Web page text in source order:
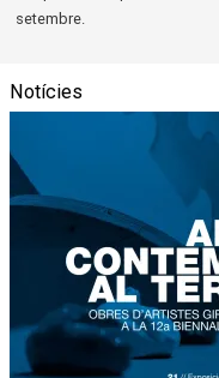
setembre.
Notícies